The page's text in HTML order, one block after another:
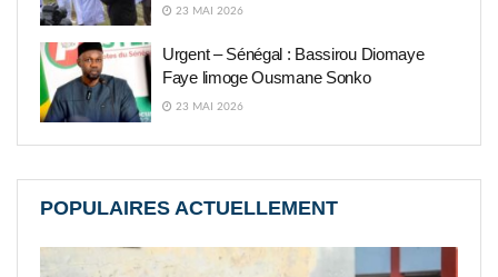
23 MAI 2026
Urgent – Sénégal : Bassirou Diomaye
Faye limoge Ousmane Sonko
23 MAI 2026
POPULAIRES ACTUELLEMENT